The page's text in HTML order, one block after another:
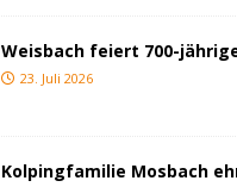
Weisbach feiert 700-
23. Juli 2026
Kolpingfamilie Mosbach